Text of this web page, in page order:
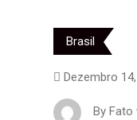
Brasil
Dezembro
By Fato